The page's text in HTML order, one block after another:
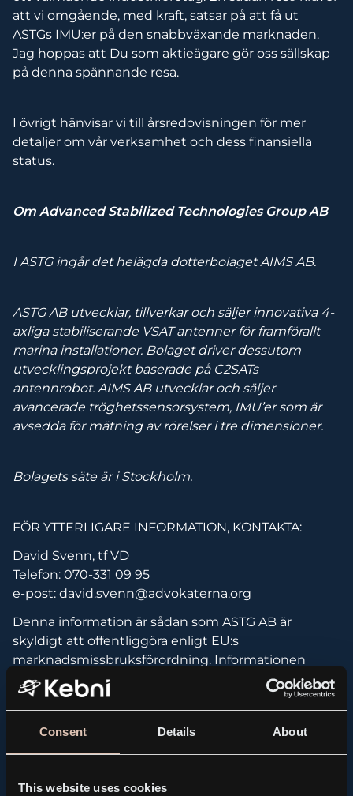
Consent Details About
This website uses cookies
att vi omgående, med kraft, satsar på att få ut
ASTGs IMU:er på den snabbväxande marknaden.
Jag hoppas att Du som aktieägare gör oss sällskap
på denna spännande resa.
I övrigt hänvisar vi till årsredovisningen för mer
detaljer om vår verksamhet och dess finansiella
status.
Om Advanced Stabilized Technologies Group AB
I ASTG ingår det helägda dotterbolaget AIMS AB.
ASTG AB utvecklar, tillverkar och säljer innovativa 4-
axliga stabiliserande VSAT antenner för framförallt
marina installationer. Bolaget driver dessutom
utvecklingsprojekt baserade på C2SATs
antennrobot. AIMS AB utvecklar och säljer
avancerade tröghetssensorsystem, IMU’er som är
avsedda för mätning av rörelser i tre dimensioner.
Bolagets säte är i Stockholm.
FÖR YTTERLIGARE INFORMATION, KONTAKTA:
David Svenn, tf VD
Telefon: 070-331 09 95
e-post: david.svenn@advokaterna.org
Denna information är sådan som ASTG AB är
skyldigt att offentliggöra enligt EU:s
marknadsmissbruksförordning. Informationen
lämnades, genom ovanstående kontaktpersons
försorg, för offentliggörande den 23 april 2019 kl.